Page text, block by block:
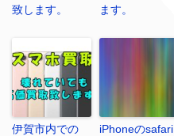
致します。
ます。
伊賀市内での
iPhoneのsafari